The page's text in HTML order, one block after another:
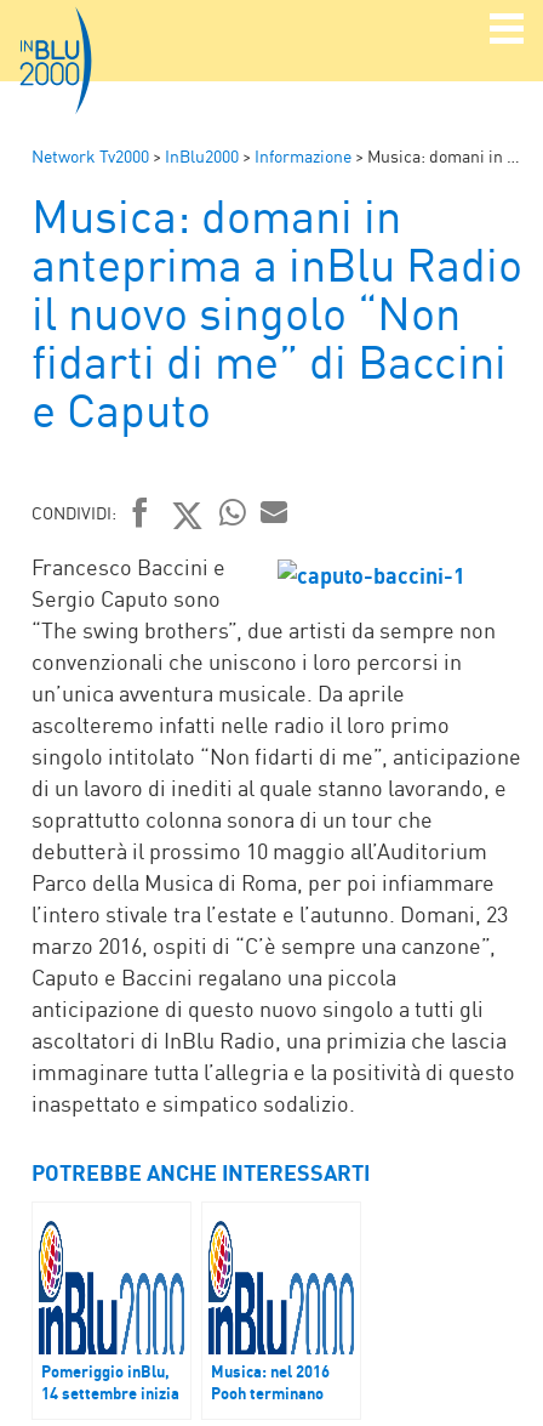
Network Tv2000 > InBlu2000 > Informazione > Musica: domani in anteprima a inBlu Radio il nuovo singolo “Non fidarti di me” di Baccini e Caputo
Musica: domani in
anteprima a inBlu Radio
il nuovo singolo “Non
fidarti di me” di Baccini
e Caputo
CONDIVIDI:
FACEBOOK
TWITTER
WHATSAPP
MAIL
Francesco Baccini e
Sergio Caputo sono
“The swing brothers”, due artisti da sempre non
convenzionali che uniscono i loro percorsi in
un’unica avventura musicale. Da aprile
ascolteremo infatti nelle radio il loro primo
singolo intitolato “Non fidarti di me”, anticipazione
di un lavoro di inediti al quale stanno lavorando, e
soprattutto colonna sonora di un tour che
debutterà il prossimo 10 maggio all’Auditorium
Parco della Musica di Roma, per poi infiammare
l’intero stivale tra l’estate e l’autunno. Domani, 23
marzo 2016, ospiti di “C’è sempre una canzone”,
Caputo e Baccini regalano una piccola
anticipazione di questo nuovo singolo a tutti gli
ascoltatori di InBlu Radio, una primizia che lascia
immaginare tutta l’allegria e la positività di questo
inaspettato e simpatico sodalizio.
POTREBBE ANCHE INTERESSARTI
Pomeriggio inBlu,
14 settembre inizia
Musica: nel 2016
Pooh terminano